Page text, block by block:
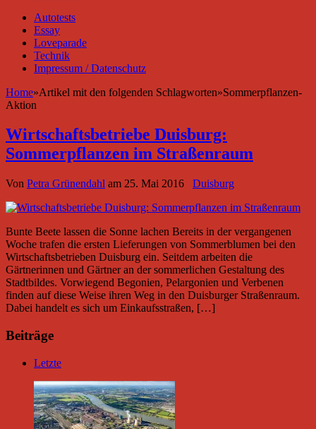
Autotests
Essay
Loveparade
Technik
Impressum / Datenschutz
Home»Artikel mit den folgenden Schlagworten»Sommerpflanzen-
Aktion
Wirtschaftsbetriebe Duisburg:
Sommerpflanzen im Straßenraum
Von Petra Grünendahl am 25. Mai 2016 Duisburg
Bunte Beete lassen die Sonne lachen Bereits in der vergangenen
Woche trafen die ersten Lieferungen von Sommerblumen bei den
Wirtschaftsbetrieben Duisburg ein. Seitdem arbeiten die
Gärtnerinnen und Gärtner an der sommerlichen Gestaltung des
Stadtbildes. Vorwiegend Begonien, Pelargonien und Verbenen
finden auf diese Weise ihren Weg in den Duisburger Straßenraum.
Dabei handelt es sich um Einkaufsstraßen, […]
Beiträge
Letzte